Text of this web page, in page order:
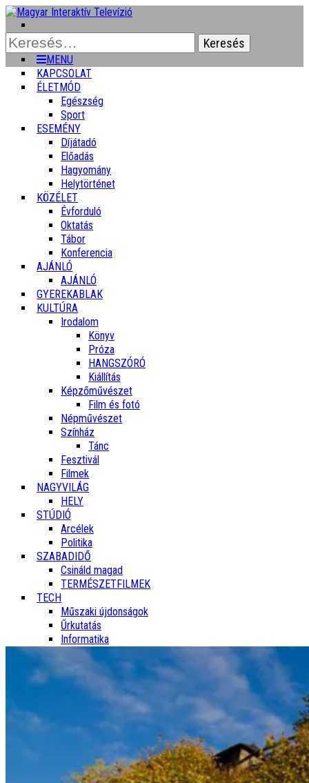
Keresés:
MENU
KAPCSOLAT
ÉLETMÓD
Egészség
Sport
ESEMÉNY
Díjátadó
Előadás
Hagyomány
Helytörténet
KÖZÉLET
Évforduló
Oktatás
Tábor
Konferencia
AJÁNLÓ
AJÁNLÓ
GYEREKABLAK
KULTÚRA
Irodalom
Könyv
Próza
HANGSZÓRÓ
Kiállítás
Képzőművészet
Film és fotó
Népművészet
Színház
Tánc
Fesztivál
Filmek
NAGYVILÁG
HELY
STÚDIÓ
Arcélek
Politika
SZABADIDŐ
Csináld magad
TERMÉSZETFILMEK
TECH
Műszaki újdonságok
Űrkutatás
Informatika